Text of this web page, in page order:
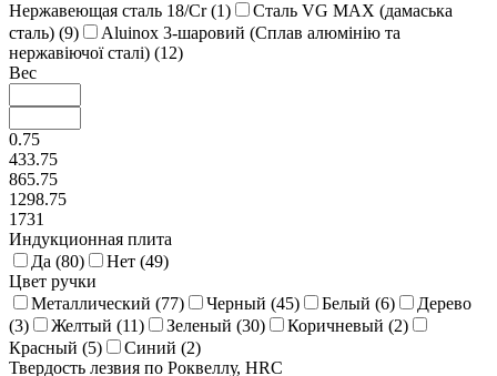
Нержавеющая сталь 18/Cr (1)
Сталь VG MAX (дамаська
сталь) (9)
Aluinox 3-шаровий (Сплав алюмінію та
нержавіючої сталі) (12)
Вес
0.75
433.75
865.75
1298.75
1731
Индукционная плита
Да (80) Нет (49)
Цвет ручки
Металлический (77) Черный (45) Белый (6)
Дерево
(3) Желтый (11) Зеленый (30) Коричневый (2)
Красный (5) Синий (2)
Твердость лезвия по Роквеллу, HRC